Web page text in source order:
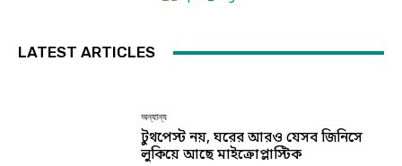
LATEST ARTICLES
অন্যান্য
টুথপেস্ট নয়, ঘরের আরও যেসব জিনিসে
লুকিয়ে আছে মাইক্রোপ্লাস্টিক